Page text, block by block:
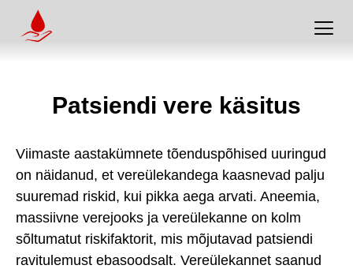
Patsiendi vere käsitus
Viimaste aastakümnete tõenduspõhised uuringud
on näidanud, et vereülekandega kaasnevad palju
suuremad riskid, kui pikka aega arvati. Aneemia,
massiivne verejooks ja vereülekanne on kolm
sõltumatut riskifaktorit, mis mõjutavad patsiendi
ravitulemust ebasoodsalt. Vereülekannet saanud